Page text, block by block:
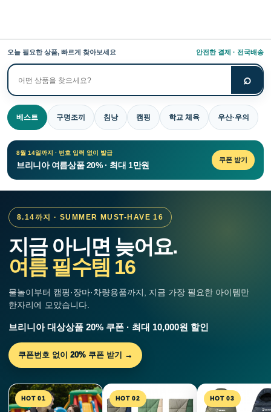
오늘 필요한 상품, 빠르게 찾아보세요 안전한 결제 · 전국배송
상
품
검
색
⌕
베스트 구명조끼 침낭 캠핑 학교 체육 우산·우의
8월 14일까지 · 번호 입력 없이 발급
브리니아 여름상품 20% · 최대 1만원
쿠폰 받기
8.14까지 · SUMMER MUST-HAVE 16
지금 아니면 늦어요.
여름 필수템 16
물놀이부터 캠핑·장마·차량용품까지, 지금 가장 필요한 아이템만
한자리에 모았습니다.
브리니아 대상상품 20% 쿠폰 · 최대 10,000원 할인
쿠폰번호 없이 20% 쿠폰 받기 →
HOT 01 HOT 02 HOT 03